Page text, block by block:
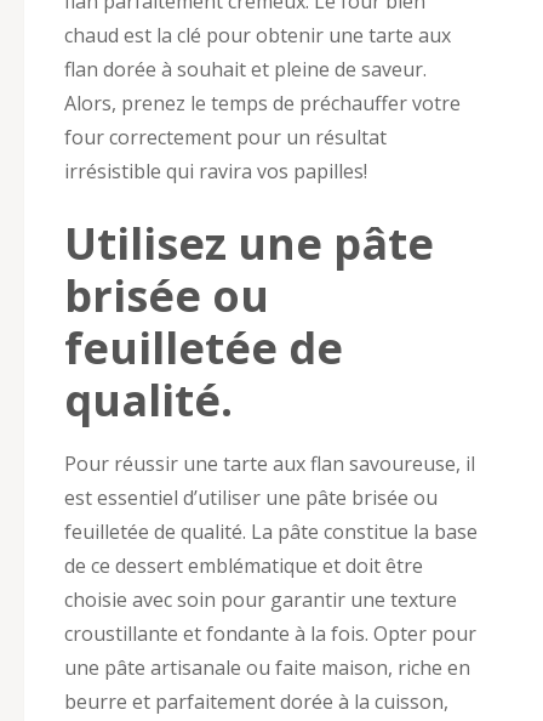
chaud est la clé pour obtenir une tarte aux
flan dorée à souhait et pleine de saveur.
Alors, prenez le temps de préchauffer votre
four correctement pour un résultat
irrésistible qui ravira vos papilles!
Utilisez une pâte
brisée ou
feuilletée de
qualité.
Pour réussir une tarte aux flan savoureuse, il
est essentiel d’utiliser une pâte brisée ou
feuilletée de qualité. La pâte constitue la base
de ce dessert emblématique et doit être
choisie avec soin pour garantir une texture
croustillante et fondante à la fois. Opter pour
une pâte artisanale ou faite maison, riche en
beurre et parfaitement dorée à la cuisson,